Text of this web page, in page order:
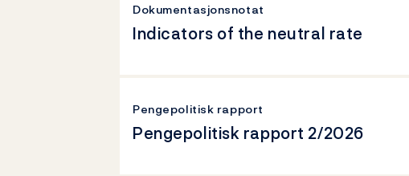
Indicators of the neutral rate
Dokumentasjonsnotat
Pengepolitisk rapport 2/2026
Pengepolitisk rapport